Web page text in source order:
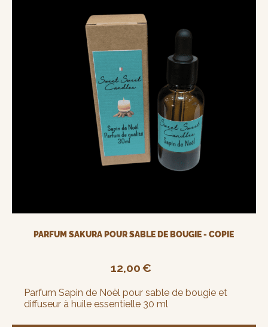
PARFUM SAKURA POUR SABLE DE BOUGIE - COPIE
12,00€
Parfum Sapin de Noël pour sable de bougie et
diffuseur à huile essentielle 30 ml